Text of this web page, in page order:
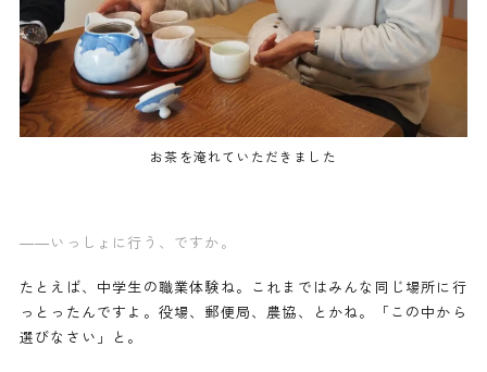
お茶を淹れていただきました
——いっしょに行う、ですか。
たとえば、中学生の職業体験ね。これまではみんな同じ場所に行
っとったんですよ。役場、郵便局、農協、とかね。「この中から
選びなさい」と。